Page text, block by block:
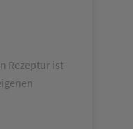
Rezeptur ist